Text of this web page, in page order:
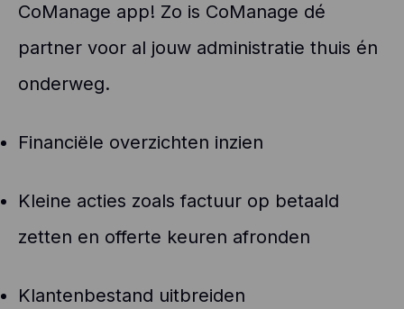
CoManage app! Zo is CoManage dé
partner voor al jouw administratie thuis én
onderweg.
Financiële overzichten inzien
Kleine acties zoals factuur op betaald
zetten en offerte keuren afronden
Klantenbestand uitbreiden